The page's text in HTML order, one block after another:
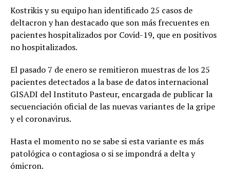
Kostrikis y su equipo han identificado 25 casos de
deltacron y han destacado que son más frecuentes en
pacientes hospitalizados por Covid-19, que en positivos
no hospitalizados.
El pasado 7 de enero se remitieron muestras de los 25
pacientes detectados a la base de datos internacional
GISADI del Instituto Pasteur, encargada de publicar la
secuenciación oficial de las nuevas variantes de la gripe
y el coronavirus.
Hasta el momento no se sabe si esta variante es más
patológica o contagiosa o si se impondrá a delta y
ómicron.